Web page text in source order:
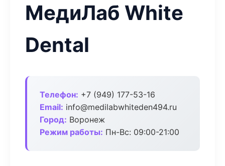
МедиЛаб White
Dental
Телефон: +7 (949) 177-53-16
Email: info@medilabwhiteden494.ru
Город: Воронеж
Режим работы: Пн-Вс: 09:00-21:00